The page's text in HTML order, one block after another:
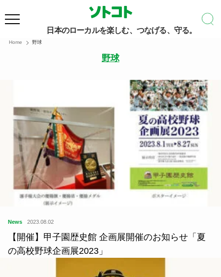
日本のローカルを楽しむ、つなげる、守る。
Home 野球
野球
News 2023.08.02
【開催】甲子園歴史館 企画展開催のお知らせ「夏
の高校野球企画展2023」